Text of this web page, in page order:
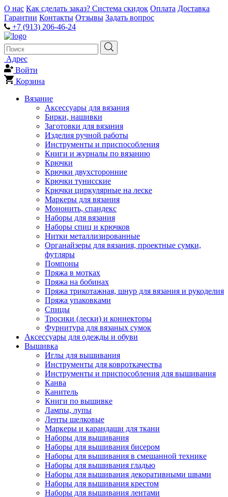
О нас Как сделать заказ? Система скидок Оплата Доставка
Гарантии Контакты Отзывы Задать вопрос
+7 (913) 206-46-24
Адрес
Войти
Корзина
Вязание
Аксессуары для вязания
Бирки, нашивки
Заготовки для вязания
Изделия ручной работы
Инструменты и приспособления
Книги и журналы по вязанию
Крючки
Крючки двухсторонние
Крючки тунисские
Крючки циркулярные на леске
Маркеры для вязания
Мононить, спандекс
Наборы для вязания
Наборы спиц и крючков
Нитки металлизированные
Органайзеры для вязания, проектные сумки,
футляры
Помпоны
Пряжа в мотках
Пряжа на бобинах
Пряжа трикотажная, шнур для вязания и рукоделия
Пряжа упаковками
Спицы
Тросики (лески) и коннекторы
Фурнитура для вязаных сумок
Аксессуары для одежды и обуви
Вышивка
Иглы для вышивания
Инструменты для ковроткачества
Инструменты и приспособления для вышивания
Канва
Канитель
Книги по вышивке
Лампы, лупы
Ленты шелковые
Маркеры и карандаши для ткани
Наборы для вышивания
Наборы для вышивания бисером
Наборы для вышивания в смешанной технике
Наборы для вышивания гладью
Наборы для вышивания декоративными швами
Наборы для вышивания крестом
Наборы для вышивания лентами